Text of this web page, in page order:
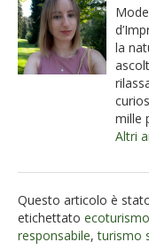
la
mille
Altri
Questo articolo è
etichettato ecoturismo
responsabile,turismo